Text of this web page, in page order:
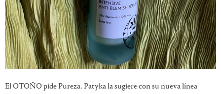
El OTOÑO pide Pureza. Patyka la sugiere con su nueva línea